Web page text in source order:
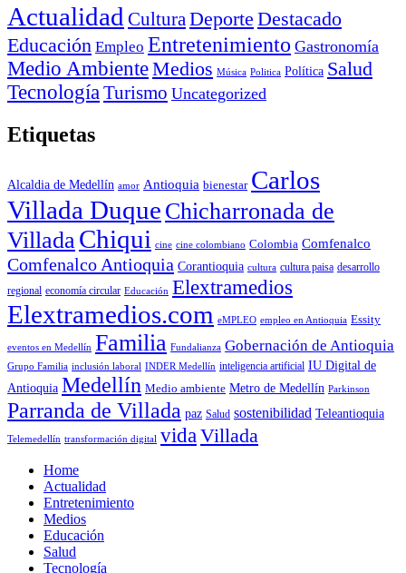
Actualidad Cultura Deporte Destacado
Educación Empleo Entretenimiento Gastronomía
Medio AmbienteMedios Música Politica Política Salud
Tecnología Turismo Uncategorized
Etiquetas
Alcaldia de Medellín amor Antioquia bienestar Carlos
Villada Duque Chicharronada de
Villada Chiqui cine cine colombiano Colombia Comfenalco
Comfenalco Antioquia Corantioquia cultura cultura paisa desarrollo
regional economía circular Educación Elextramedios
Elextramedios.com eMPLEO empleo en Antioquia Essity
eventos en Medellín Familia Fundalianza Gobernación de Antioquia
Grupo Familia inclusión laboral INDER Medellín inteligencia artificial IU Digital de
Antioquia Medellín Medio ambiente Metro de Medellín Parkinson
Parranda de Villada paz Salud sostenibilidad Teleantioquia
Telemedellín transformación digital vida Villada
Home
Actualidad
Entretenimiento
Medios
Educación
Salud
Tecnología